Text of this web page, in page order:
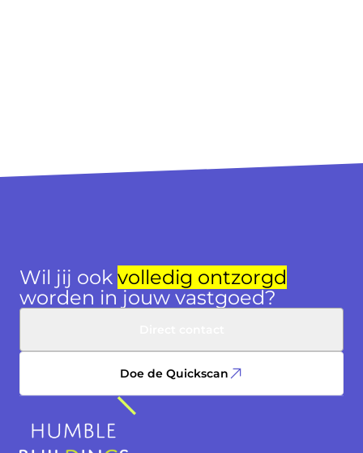
Wil jij ook volledig ontzorgd
worden in jouw vastgoed?
Doe de Quickscan